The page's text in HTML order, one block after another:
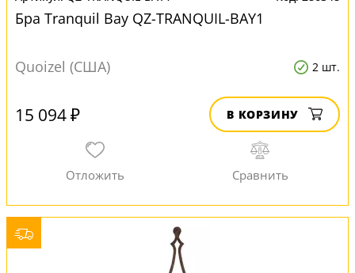
Бра Tranquil Bay QZ-TRANQUIL-BAY1
Quoizel (США) 2 шт.
15 094 ₽ В КОРЗИНУ